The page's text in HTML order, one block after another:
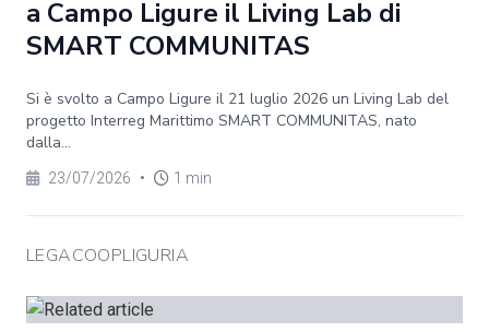
a Campo Ligure il Living Lab di
SMART COMMUNITAS
Si è svolto a Campo Ligure il 21 luglio 2026 un Living Lab del
progetto Interreg Marittimo SMART COMMUNITAS, nato
dalla...
23/07/2026 • 1 min
LEGACOOPLIGURIA